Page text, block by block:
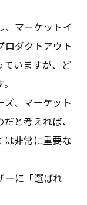
、マーケットイ
ロダクトアウト
ていますが、ど
ズ、マーケット
と考えれば、
は非常に重要な
ーに「選ばれ